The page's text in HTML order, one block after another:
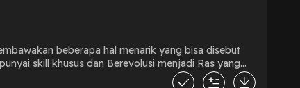
beberapa hal menarik yang bisa disebut
skill khusus dan Berevolusi menjadi Ras yang
by: Lort & Anton